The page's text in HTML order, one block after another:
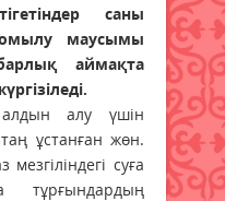
саны
маусымы
аймақта
алу үшін
ұстанған жөн.
суға
тұрғындардың